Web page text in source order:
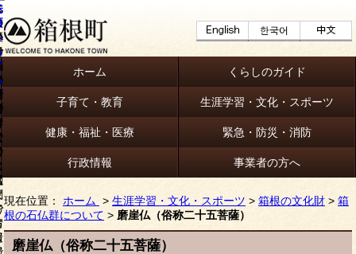
ホーム くらしのガイド
子育て・教育 生涯学習・文化・スポーツ
健康・福祉・医療 緊急・防災・消防
行政情報 事業者の方へ
現在位置： ホーム > 生涯学習・文化・スポーツ > 箱根の文化財 > 箱
根の石仏群について > 磨崖仏（俗称二十五菩薩）
磨崖仏（俗称二十五菩薩）